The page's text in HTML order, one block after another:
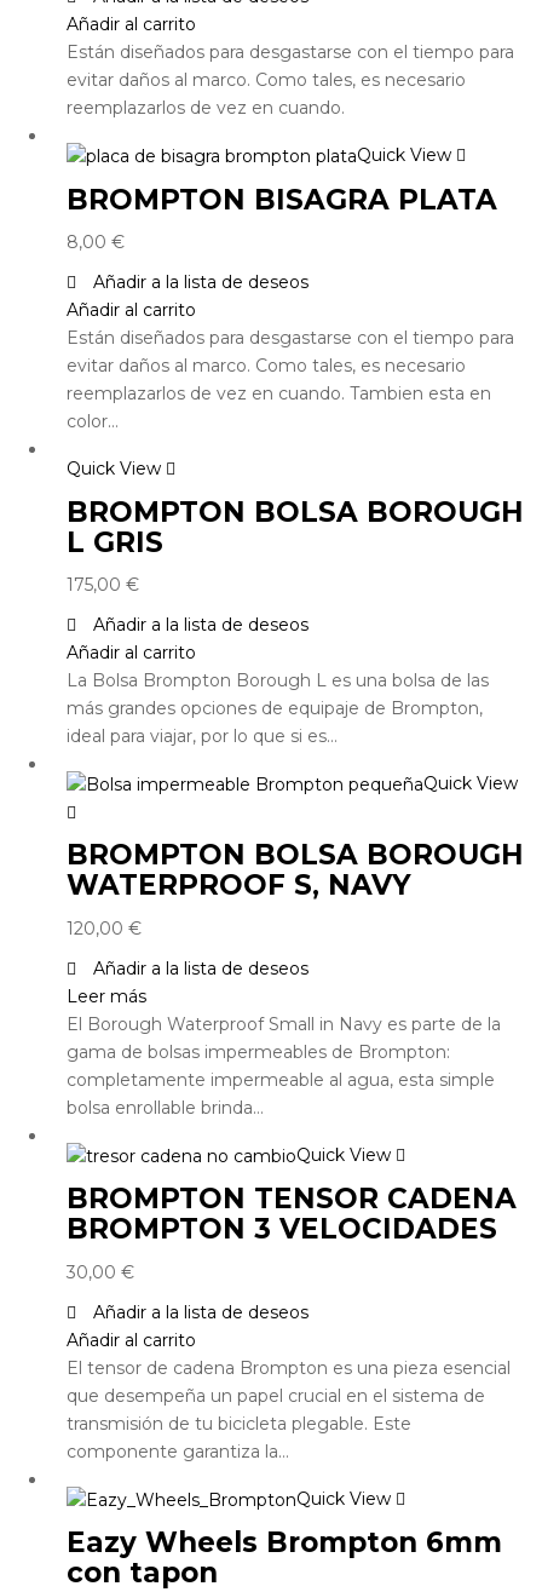
Añadir al carrito
Están diseñados para desgastarse con el tiempo para
evitar daños al marco. Como tales, es necesario
reemplazarlos de vez en cuando.
Quick View
BROMPTON BISAGRA PLATA
8,00 €
Añadir a la lista de deseos
Añadir al carrito
Están diseñados para desgastarse con el tiempo para
evitar daños al marco. Como tales, es necesario
reemplazarlos de vez en cuando. Tambien esta en
color…
Quick View
BROMPTON BOLSA BOROUGH
L GRIS
175,00 €
Añadir a la lista de deseos
Añadir al carrito
La Bolsa Brompton Borough L es una bolsa de las
más grandes opciones de equipaje de Brompton,
ideal para viajar, por lo que si es…
Quick View
BROMPTON BOLSA BOROUGH
WATERPROOF S, NAVY
120,00 €
Añadir a la lista de deseos
Leer más
El Borough Waterproof Small in Navy es parte de la
gama de bolsas impermeables de Brompton:
completamente impermeable al agua, esta simple
bolsa enrollable brinda…
Quick View
BROMPTON TENSOR CADENA
BROMPTON 3 VELOCIDADES
30,00 €
Añadir a la lista de deseos
Añadir al carrito
El tensor de cadena Brompton es una pieza esencial
que desempeña un papel crucial en el sistema de
transmisión de tu bicicleta plegable. Este
componente garantiza la…
Quick View
Eazy Wheels Brompton 6mm
con tapon